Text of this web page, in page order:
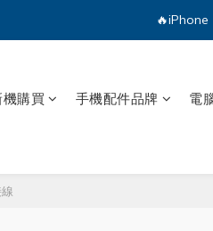
🔥iPhone
機購買 手機配件品牌 電